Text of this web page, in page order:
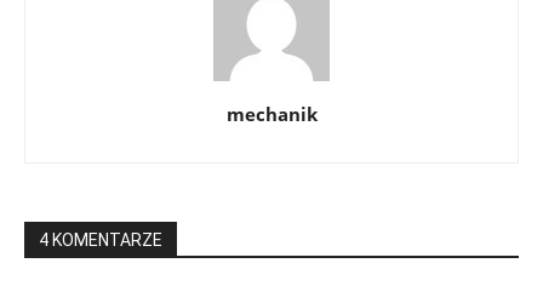
mechanik
4 KOMENTARZE